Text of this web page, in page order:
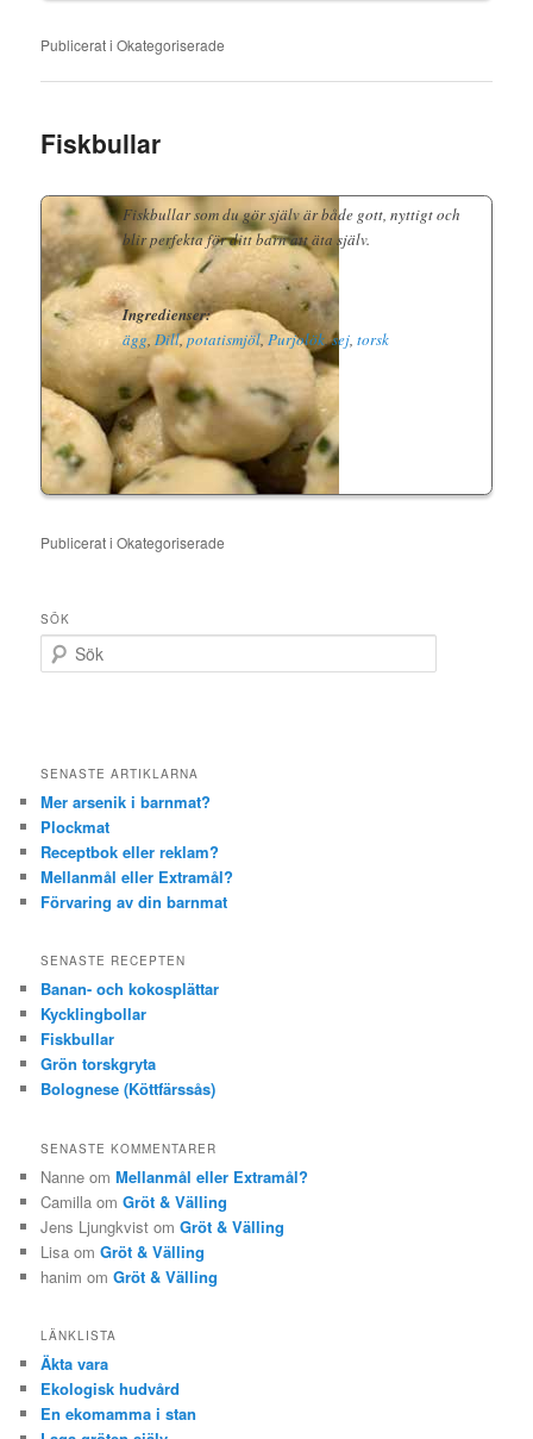
Publicerat i Okategoriserade
Fiskbullar
Fiskbullar som du gör själv är både gott, nyttigt och
blir perfekta för ditt barn att äta själv.
Ingredienser:
ägg,Dill,potatismjöl, Purjolök,sej, torsk
Publicerat i Okategoriserade
SÖK
ö
SENASTE ARTIKLARNA
Mer arsenik i barnmat?
Plockmat
Receptbok eller reklam?
Mellanmål eller Extramål?
Förvaring av din barnmat
SENASTE RECEPTEN
Banan- och kokosplättar
Kycklingbollar
Fiskbullar
Grön torskgryta
Bolognese (Köttfärssås)
SENASTE KOMMENTARER
Nanne omMellanmål eller Extramål?
Camilla omGröt & Välling
Jens Ljungkvist omGröt & Välling
Lisa omGröt & Välling
hanim omGröt & Välling
LÄNKLISTA
Äkta vara
Ekologisk hudvård
En ekomamma i stan